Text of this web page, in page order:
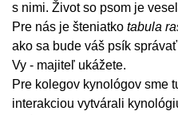
s nimi. Život so psom je
Pre nás je šteniatko tabula
ako sa bude váš psík
Vy - majiteľ ukážete.
Pre kolegov kynológov sme
interakciou vytvárali